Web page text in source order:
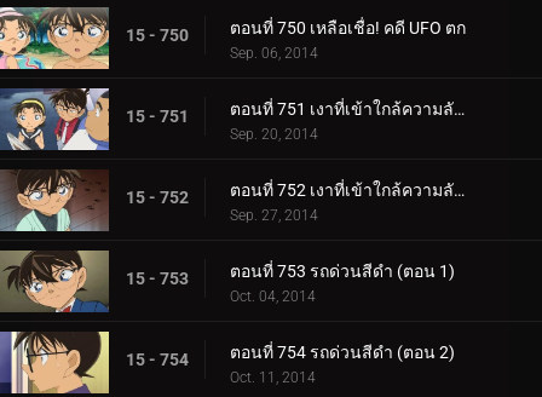
15 - 750 ตอนที่ 750 เหลือเชื่อ! คดี UFO ตก
Sep. 06, 2014
15 - 751 ตอนที่ 751 เงาที่เข้าใกล้ความลับของไฮบาระ (ตอน 1)
Sep. 20, 2014
15 - 752 ตอนที่ 752 เงาที่เข้าใกล้ความลับของไฮบาระ (ตอน 2)
Sep. 27, 2014
15 - 753 ตอนที่ 753 รถด่วนสีดำ (ตอน 1)
Oct. 04, 2014
15 - 754 ตอนที่ 754 รถด่วนสีดำ (ตอน 2)
Oct. 11, 2014